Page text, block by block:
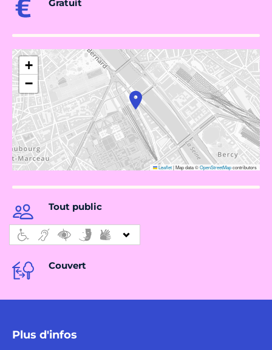
Gratuit
+
−
Leaflet|Map data ©OpenStreetMapcontributors
Tout public
Couvert
Plus d'infos